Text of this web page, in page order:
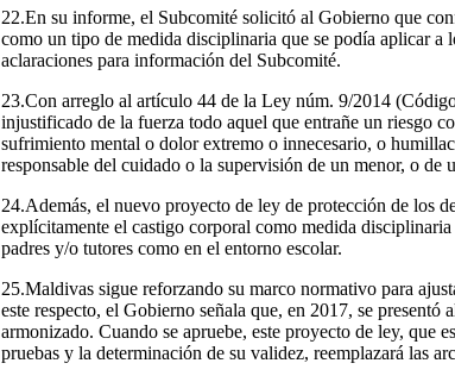
22.En su informe, el Subcomité solicitó al Gobierno que
como un tipo de medida disciplinaria que se podía aplicar a
aclaraciones para información del Subcomité.
23.Con arreglo al artículo 44 de la Ley núm. 9/2014
injustificado de la fuerza todo aquel que entrañe un riesgo
sufrimiento mental o dolor extremo o innecesario, o
responsable del cuidado o la supervisión de un menor, o de
24.Además, el nuevo proyecto de ley de protección de los
explícitamente el castigo corporal como medida
padres y/o tutores como en el entorno escolar.
25.Maldivas sigue reforzando su marco normativo para
este respecto, el Gobierno señala que, en 2017, se
armonizado. Cuando se apruebe, este proyecto de ley, que
pruebas y la determinación de su validez, reemplazará las